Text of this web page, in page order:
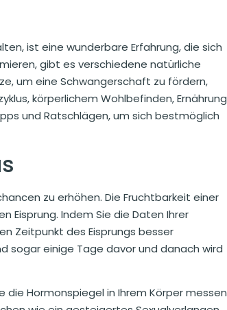
ist eine wunderbare Erfahrung, die sich
gibt es verschiedene natürliche
um eine Schwangerschaft zu fördern,
körperlichem Wohlbefinden, Ernährung
und Ratschlägen, um sich bestmöglich
zu erhöhen. Die Fruchtbarkeit einer
Eisprung. Indem Sie die Daten Ihrer
Zeitpunkt des Eisprungs besser
sogar einige Tage davor und danach wird
Hormonspiegel in Ihrem Körper messen